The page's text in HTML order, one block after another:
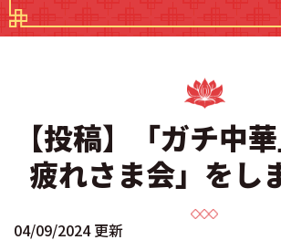
【投稿】「ガチ中
疲れさま会」をし
04/09/2024 更新